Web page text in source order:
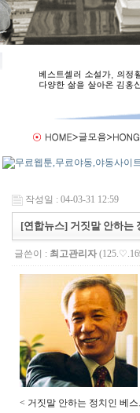
작성일 : 04-03-31 12:59
[연합뉴스] 거짓말 안하는
글쓴이 : 최고관리자
< 거짓말 안하는 정치인 베